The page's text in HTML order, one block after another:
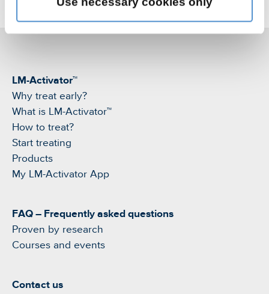
LM-Activator™
Why treat early?
What is LM-Activator™
How to treat?
Start treating
Products
My LM-Activator App
FAQ – Frequently asked questions
Proven by research
Courses and events
Contact us